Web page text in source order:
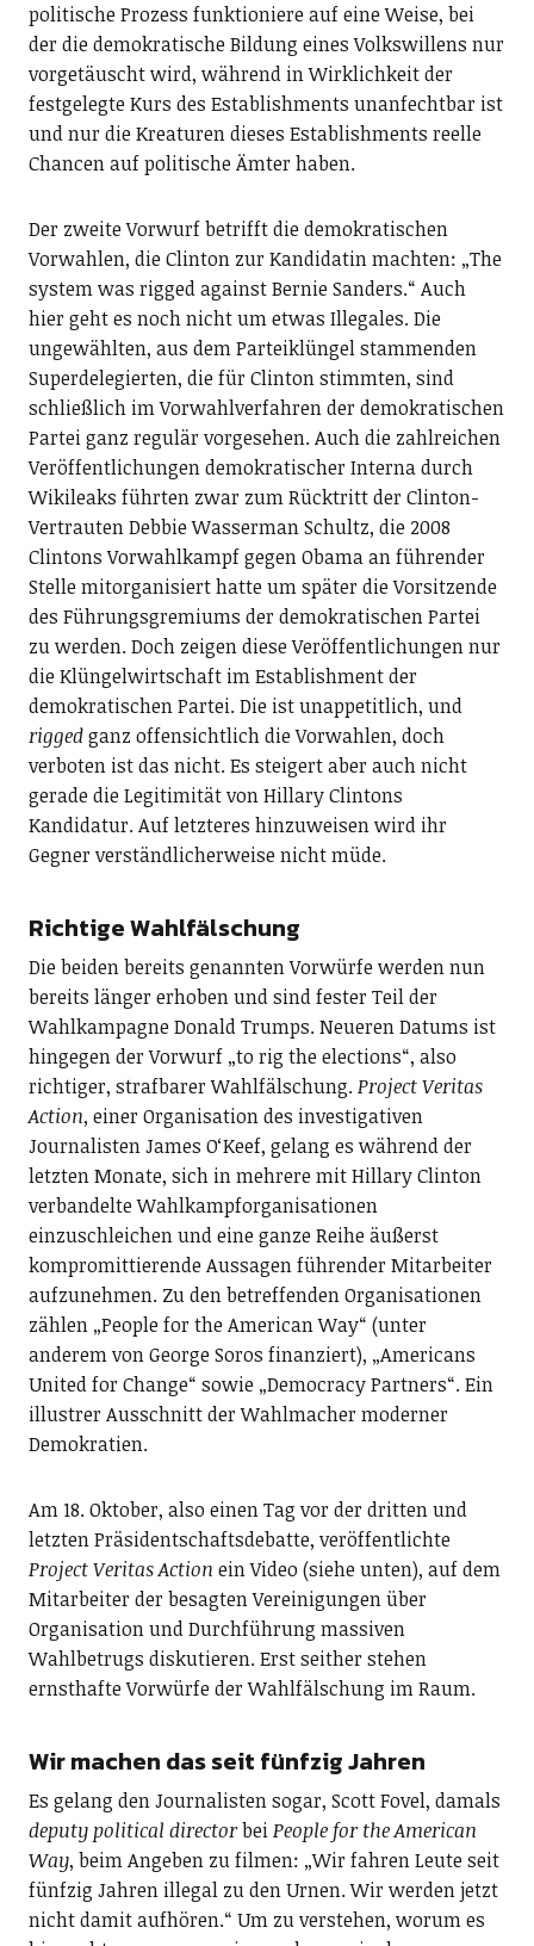
politische Prozess funktioniere auf eine Weise, bei
der die demokratische Bildung eines Volkswillens nur
vorgetäuscht wird, während in Wirklichkeit der
festgelegte Kurs des Establishments unanfechtbar ist
und nur die Kreaturen dieses Establishments reelle
Chancen auf politische Ämter haben.
Der zweite Vorwurf betrifft die demokratischen
Vorwahlen, die Clinton zur Kandidatin machten: „The
system was rigged against Bernie Sanders.“ Auch
hier geht es noch nicht um etwas Illegales. Die
ungewählten, aus dem Parteiklüngel stammenden
Superdelegierten, die für Clinton stimmten, sind
schließlich im Vorwahlverfahren der demokratischen
Partei ganz regulär vorgesehen. Auch die zahlreichen
Veröffentlichungen demokratischer Interna durch
Wikileaks führten zwar zum Rücktritt der Clinton-
Vertrauten Debbie Wasserman Schultz, die 2008
Clintons Vorwahlkampf gegen Obama an führender
Stelle mitorganisiert hatte um später die Vorsitzende
des Führungsgremiums der demokratischen Partei
zu werden. Doch zeigen diese Veröffentlichungen nur
die Klüngelwirtschaft im Establishment der
demokratischen Partei. Die ist unappetitlich, und
riggedganz offensichtlich die Vorwahlen, doch
verboten ist das nicht. Es steigert aber auch nicht
gerade die Legitimität von Hillary Clintons
Kandidatur. Auf letzteres hinzuweisen wird ihr
Gegner verständlicherweise nicht müde.
Richtige Wahlfälschung
Die beiden bereits genannten Vorwürfe werden nun
bereits länger erhoben und sind fester Teil der
Wahlkampagne Donald Trumps. Neueren Datums ist
hingegen der Vorwurf „to rig the elections“, also
richtiger, strafbarer Wahlfälschung.Project Veritas
Action, einer Organisation des investigativen
Journalisten James O‘Keef, gelang es während der
letzten Monate, sich in mehrere mit Hillary Clinton
verbandelte Wahlkampforganisationen
einzuschleichen und eine ganze Reihe äußerst
kompromittierende Aussagen führender Mitarbeiter
aufzunehmen. Zu den betreffenden Organisationen
zählen „People for the American Way“ (unter
anderem von George Soros finanziert), „Americans
United for Change“ sowie „Democracy Partners“. Ein
illustrer Ausschnitt der Wahlmacher moderner
Demokratien.
Am18. Oktober, also einen Tag vor der dritten und
letzten Präsidentschaftsdebatte, veröffentlichte
Project Veritas Action ein Video (siehe unten), auf dem
Mitarbeiter der besagten Vereinigungen über
Organisation und Durchführung massiven
Wahlbetrugs diskutieren. Erst seither stehen
ernsthafte Vorwürfe der Wahlfälschung im Raum.
Wir machen das seit fünfzig Jahren
Es gelang den Journalisten sogar, Scott Fovel, damals
deputy political directorbeiPeople for the American
Way, beim Angeben zu filmen: „Wir fahren Leute seit
fünfzig Jahren illegal zu den Urnen. Wir werden jetzt
nicht damit aufhören.“ Um zu verstehen, worum es